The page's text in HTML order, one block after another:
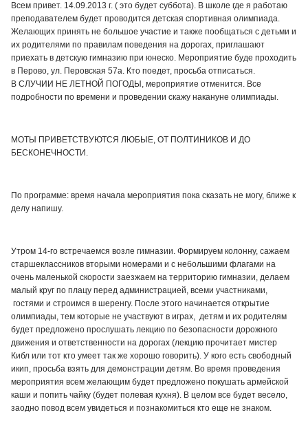
Всем привет. 14.09.2013 г. ( это будет суббота). В школе где я работаю
преподавателем будет проводится детская спортивная олимпиада.
Желающих принять не большое участие и также пообщаться с детьми и
их родителями по правилам поведения на дорогах, приглашают
приехать в детскую гимназию при юнеско. Мероприятие буде проходить
в Перово, ул. Перовская 57а. Кто поедет, просьба отписаться.
В СЛУЧИИ НЕ ЛЕТНОЙ ПОГОДЫ, мероприятие отменится. Все
подробности по времени и проведении скажу накануне олимпиады.
МОТЫ ПРИВЕТСТВУЮТСЯ ЛЮБЫЕ, ОТ ПОЛТИНИКОВ И ДО
БЕСКОНЕЧНОСТИ.
По программе: время начала мероприятия пока сказать не могу, ближе к
делу напишу.
Утром 14-го встречаемся возле гимназии. Формируем колонну, сажаем
старшеклассников вторыми номерами и с небольшими флагами на
очень маленькой скорости заезжаем на территорию гимназии, делаем
малый круг по плацу перед администрацией, всеми участниками,
гостями и строимся в шеренгу. После этого начинается открытие
олимпиады, тем которые не участвуют в играх, детям и их родителям
будет предложено прослушать лекцию по безопасности дорожного
движения и ответственности на дорогах (лекцию прочитает мистер
Кибл или тот кто умеет так же хорошо говорить). У кого есть свободный
икип, просьба взять для демонстрации детям. Во время проведения
мероприятия всем желающим будет предложено покушать армейской
каши и попить чайку (будет полевая кухня). В целом все будет весело,
заодно повод всем увидеться и познакомиться кто еще не знаком.